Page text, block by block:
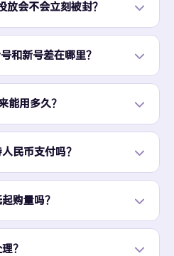
放会不会立刻被封？
和新号差在哪里？
能用多久？
民币支付吗？
购量吗？
？